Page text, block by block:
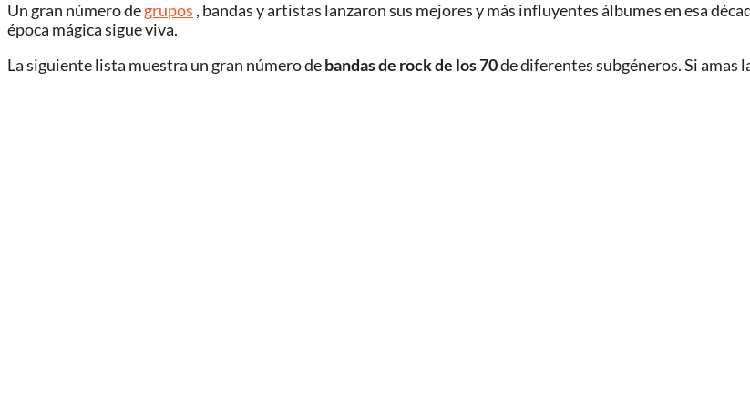
Un gran número degrupos , bandas y artistas lanzaron sus mejores y más influyentes álbumes en esa
época mágica sigue viva.
La siguiente lista muestra un gran número debandas de rock de los 70de diferentes subgéneros. Si amas